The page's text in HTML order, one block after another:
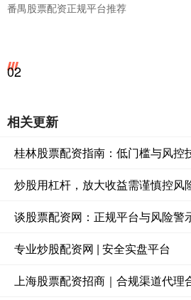
番禺股票配资正规平台推荐
02
相关更新
桂林股票配资指南：低门槛与风控
炒股用杠杆，放大收益需谨慎控风
谈股票配资网：正规平台与风险警
专业炒股配资网 | 安全实盘平台
上海股票配资招商｜合规渠道代理